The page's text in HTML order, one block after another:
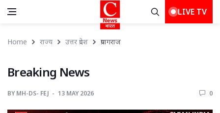
LIVE TV
Home राज्य उत्तर प्रदेश प्रयागराज
Breaking News
BY MH-DS- FEJ 13 MAY 2026 0